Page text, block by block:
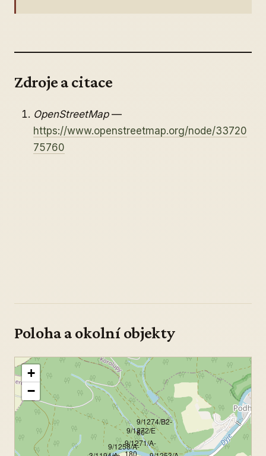
Zdroje a citace
OpenStreetMap—
https://www.openstreetmap.org/node/33720
75760
Poloha a okolní objekty
9/1258/A-9/1271/A-
180
9/1272/E
9/1274/B2-
80
+
−